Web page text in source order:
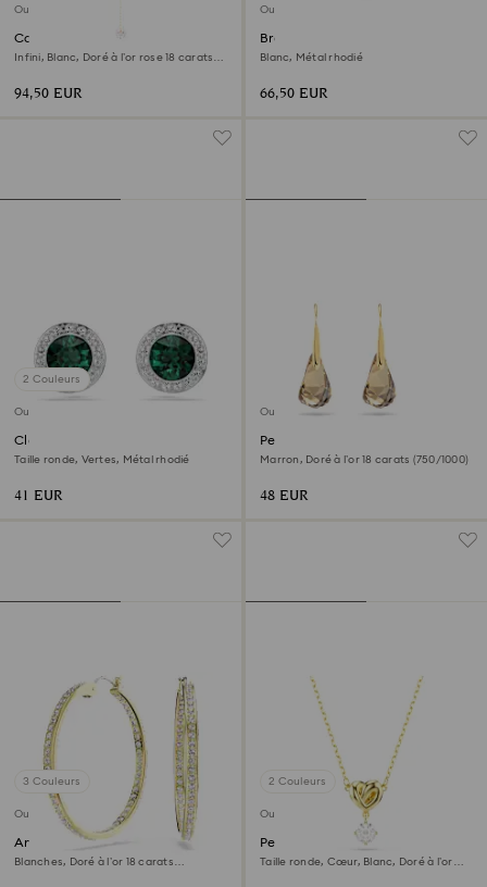
Outlet
Collier en Y Hyperbola
Infini, Blanc, Doré à l’or rose 18 carats
94,50 EUR
Outlet
Bracelet-jonc Sublima
Blanc, Métal rhodié
66,50 EUR
2 Couleurs
Outlet
Clous d'oreilles Una Angelic
Taille ronde, Vertes, Métal rhodié
41 EUR
Outlet
Pendants d'oreilles Energic
Marron, Doré à l’or 18 carats (750/1000)
48 EUR
3 Couleurs
Outlet
Anneaux d'oreilles Sommerset
Blanches, Doré à l’or 18 carats
2 Couleurs
Outlet
Pendentif Lifelong
Taille ronde, Cœur, Blanc, Doré à l’or